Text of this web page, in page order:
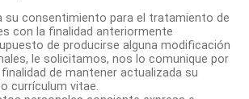
su consentimiento para el tratamiento de
con la finalidad anteriormente
de producirse alguna modificación
le solicitamos, nos lo comunique por
de mantener actualizada su
currículum vitae.